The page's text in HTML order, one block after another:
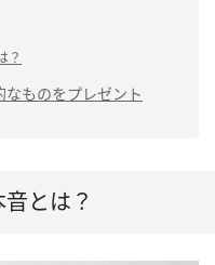
？
ものをプレゼント
とは？